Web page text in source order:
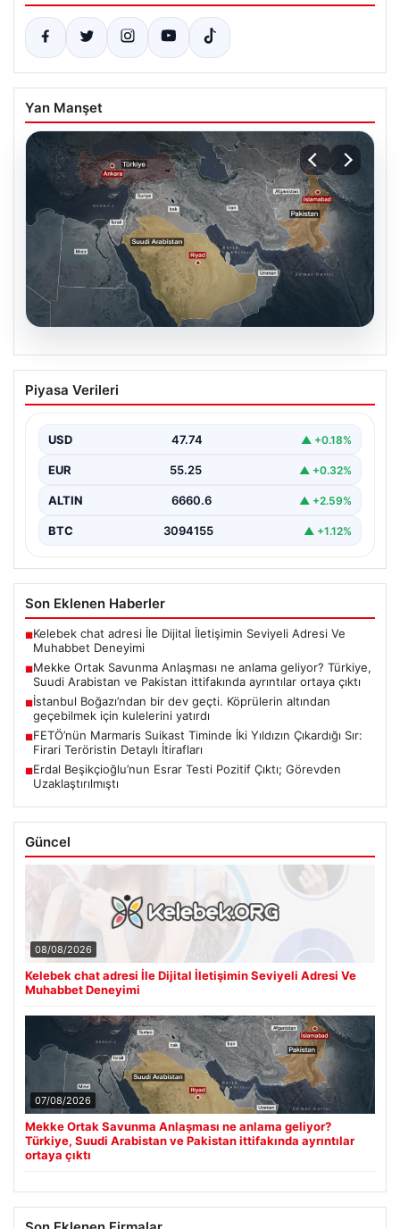
Yan Manşet
07.08.2026
Mekke Ortak Savunma Anlaşması ne
anlama geliyor? Türkiye, Suudi
ayrıntılar ortaya çıktı
Piyasa Verileri
USD 47.74 ▲ +0.18%
EUR 55.25 ▲ +0.32%
ALTIN 6660.6 ▲ +2.59%
BTC 3094155 ▲ +1.12%
Son Eklenen Haberler
■Kelebek chat adresi İle Dijital İletişimin Seviyeli Adresi Ve
Muhabbet Deneyimi
■Mekke Ortak Savunma Anlaşması ne anlama geliyor? Türkiye,
Suudi Arabistan ve Pakistan ittifakında ayrıntılar ortaya çıktı
■İstanbul Boğazı’ndan bir dev geçti. Köprülerin altından
geçebilmek için kulelerini yatırdı
■FETÖ’nün Marmaris Suikast Timinde İki Yıldızın Çıkardığı Sır:
Firari Teröristin Detaylı İtirafları
■Erdal Beşikçioğlu’nun Esrar Testi Pozitif Çıktı; Görevden
Uzaklaştırılmıştı
Güncel
08/08/2026
Kelebek chat adresi İle Dijital İletişimin Seviyeli Adresi Ve
Muhabbet Deneyimi
07/08/2026
Mekke Ortak Savunma Anlaşması ne anlama geliyor?
Türkiye, Suudi Arabistan ve Pakistan ittifakında ayrıntılar
ortaya çıktı